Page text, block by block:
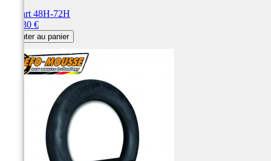
Départ 48H-72H
135,30 €
Ajouter au panier